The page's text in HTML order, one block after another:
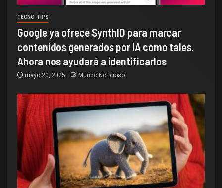
TECNO-TIPS
Google ya ofrece SynthID para marcar
contenidos generados por IA como tales.
Ahora nos ayudará a identificarlos
mayo 20, 2025 Mundo Noticioso